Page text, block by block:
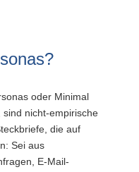
oder Minimal
nicht-empirische
die auf
Sei aus
E-Mail-